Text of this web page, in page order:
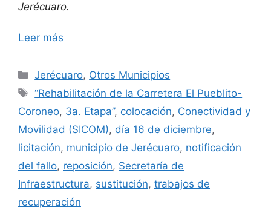
Jerécuaro.
Leer más
Categorías
Jerécuaro, Otros Municipios
Etiquetas
“Rehabilitación de la Carretera El Pueblito-
Coroneo, 3a. Etapa”, colocación, Conectividad y
Movilidad (SICOM), día 16 de diciembre,
licitación, municipio de Jerécuaro, notificación
del fallo, reposición, Secretaría de
Infraestructura, sustitución, trabajos de
recuperación